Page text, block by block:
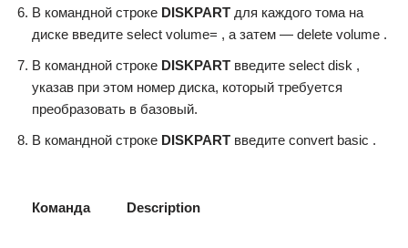
В командной строке DISKPART для каждого тома на
диске введите select volume= , а затем — delete volume .
В командной строке DISKPART введите select disk ,
указав при этом номер диска, который требуется
преобразовать в базовый.
В командной строке DISKPART введите convert basic .
Команда Description